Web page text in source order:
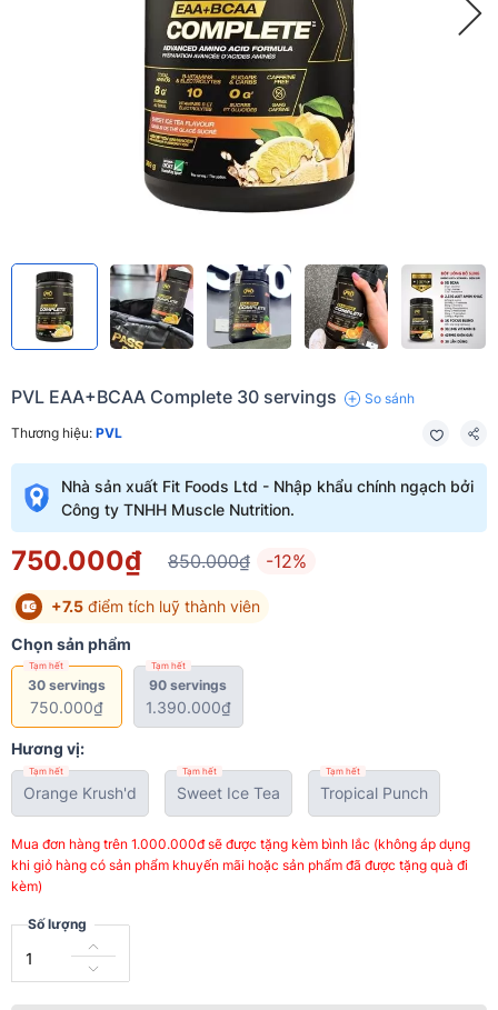
PVL EAA+BCAA Complete 30 servings So sánh
Thương hiệu: PVL
Nhà sản xuất Fit Foods Ltd - Nhập khẩu chính ngạch bởi
Công ty TNHH Muscle Nutrition.
750.000₫ 850.000₫ -12%
+7.5 điểm tích luỹ thành viên
Chọn sản phẩm
Tạm hết
30 servings
750.000₫
Tạm hết
90 servings
1.390.000₫
Hương vị:
Tạm hết
Orange Krush'd
Tạm hết
Sweet Ice Tea
Tạm hết
Tropical Punch
Mua đơn hàng trên 1.000.000đ sẽ được tặng kèm bình lắc (không áp dụng
khi giỏ hàng có sản phẩm khuyến mãi hoặc sản phẩm đã được tặng quà đi
kèm)
Số lượng